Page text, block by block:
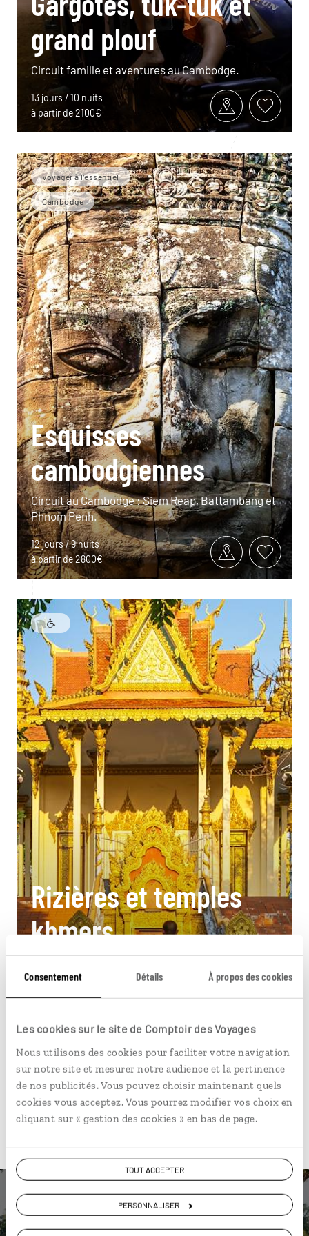
Consentement Détails À propos des cookies
Les cookies sur le site de Comptoir des Voyages
Nous utilisons des cookies pour faciliter votre navigation
sur notre site et mesurer notre audience et la pertinence
de nos publicités. Vous pouvez choisir maintenant quels
cookies vous acceptez. Vous pourrez modifier vos choix en
cliquant sur « gestion des cookies » en bas de page.
TOUT ACCEPTER
PERSONNALISER
grand plouf
Circuit famille et aventures au Cambodge.
13 jours / 10 nuits
à partir de 2100€
Voyager à l’essentiel
Cambodge
Esquisses
cambodgiennes
Circuit au Cambodge : Siem Reap, Battambang et
Phnom Penh.
12 jours / 9 nuits
à partir de 2800€
Rizières et temples
khmers
Pour aller plus loin